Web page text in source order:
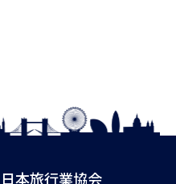
本旅行業協会